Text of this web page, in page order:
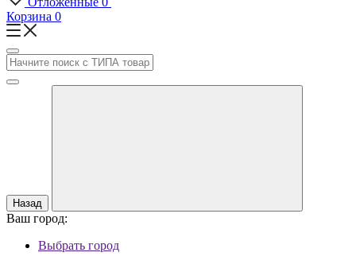
Корзина 0
Назад
Ваш город:
Выбрать город